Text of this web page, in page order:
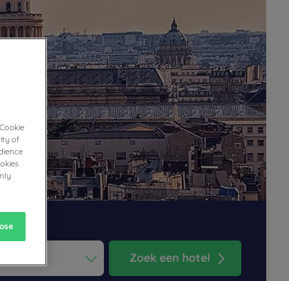
Zoek een hotel
of